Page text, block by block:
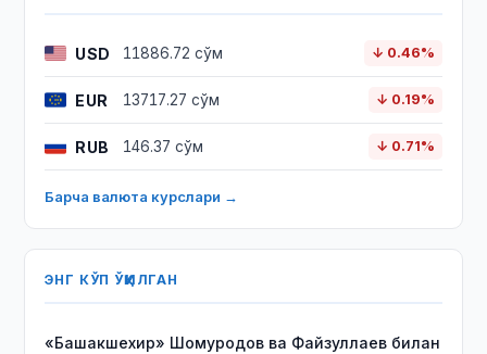
USD 11886.72 сўм ↓ 0.46%
EUR 13717.27 сўм ↓ 0.19%
RUB 146.37 сўм ↓ 0.71%
Барча валюта курслари →
ЭНГ КЎП ЎҚИЛГАН
«Башакшехир» Шомуродов ва Файзуллаев билан